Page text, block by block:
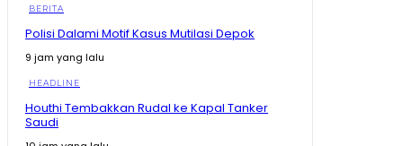
BERITA
Polisi Dalami Motif Kasus Mutilasi Depok
9 jam yang lalu
HEADLINE
Houthi Tembakkan Rudal ke Kapal Tanker
Saudi